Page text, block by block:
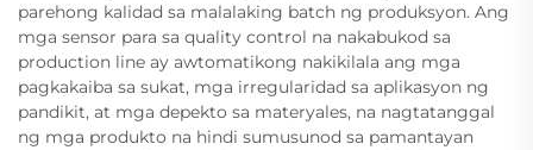
parehong kalidad sa malalaking batch ng produksyon. Ang
mga sensor para sa quality control na nakabukod sa
production line ay awtomatikong nakikilala ang mga
pagkakaiba sa sukat, mga irregularidad sa aplikasyon ng
pandikit, at mga depekto sa materyales, na nagtatanggal
ng mga produkto na hindi sumusunod sa pamantayan